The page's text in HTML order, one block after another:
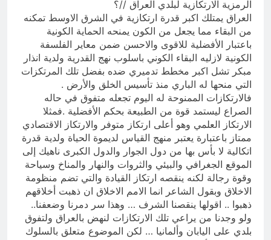
العلمية8 ساعات Ago
المخطط البياني للموت / راي الفلسفة
التجريدية للانسان
8 ساعات Ago
الرمزية الارتكازية لبلدي العراق //؟
العراق يمتلك اكبر قدرة ارتكازية في الشرق الاوسط تمكنه
من البقاء مما يجعل من الكون يمنحه الحماية الكونية
باعتبار الأفضلية للاقوى والاحسن ضمن معاير الفلسفة
الكونية لازليه البقاء الكوني باسلوب نهج القدرية ولدية انذار
مبكر تشل اكبر مخطط تدميري ضده بفضل تلك المرتكزات
التي منحها له الباري منذ تأسيس الخلق والأرض .
فالارتكازات الممنوحة له اليوم تجعله متفوق في حاله
الصراع ليستمد قوة من الطبيعة بحكم الأفضلية .فمثلا
الارتكاز العلمي وهو أعلى ارتكاز متوفر والارتكاز الاقتصادي
ممتاز باعتبارة يعتبر منهج القياس لديموة الحياة ولدية قدرة
اتكالية لا بأس بها من دول الجوار والدول الكبرى ناهيك إلى
الموقع الجغرافي والبيئي والثروات والنهار والمناخ وسياحة
وقوة رجالة لكنه ينقصه ارتكاز القيادة والتي تضم منظومة
الاخلاق وبقول الشاعر انما الامم الاخلاق ان ذهبت أخلاقهم
ذهبوا .. اقولها ينقصنا الشرف … وهذا سر دمرنا وضعفنا..
ولو وجدنا من يراعي تلك الارتكازات لنهض بالعراق ولتفوق
بلدي على اليابان وألمانيا … لكن الموضوع متعلق بالسلوك